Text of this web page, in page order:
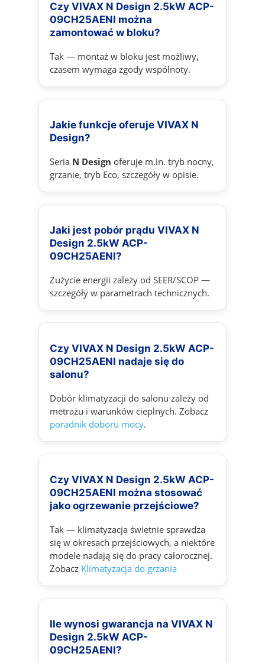
Czy VIVAX N Design 2.5kW ACP-
09CH25AENI można
zamontować w bloku?
Tak — montaż w bloku jest możliwy,
czasem wymaga zgody wspólnoty.
Jakie funkcje oferuje VIVAX N
Design?
Seria N Design oferuje m.in. tryb nocny,
grzanie, tryb Eco, szczegóły w opisie.
Jaki jest pobór prądu VIVAX N
Design 2.5kW ACP-
09CH25AENI?
Zużycie energii zależy od SEER/SCOP —
szczegóły w parametrach technicznych.
Czy VIVAX N Design 2.5kW ACP-
09CH25AENI nadaje się do
salonu?
Dobór klimatyzacji do salonu zależy od
metrażu i warunków cieplnych. Zobacz
poradnik doboru mocy.
Czy VIVAX N Design 2.5kW ACP-
09CH25AENI można stosować
jako ogrzewanie przejściowe?
Tak — klimatyzacja świetnie sprawdza
się w okresach przejściowych, a niektóre
modele nadają się do pracy całorocznej.
Zobacz Klimatyzacja do grzania
Ile wynosi gwarancja na VIVAX N
Design 2.5kW ACP-
09CH25AENI?